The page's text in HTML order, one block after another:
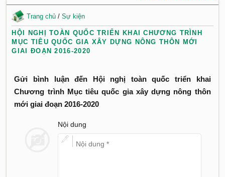
Trang chủ /Sự kiện
HỘI NGHỊ TOÀN QUỐC TRIỂN KHAI CHƯƠNG TRÌNH
MỤC TIÊU QUỐC GIA XÂY DỰNG NÔNG THÔN MỚI
GIAI ĐOẠN 2016-2020
Gửi bình luận đến Hội nghị toàn quốc triển khai
Chương trình Mục tiêu quốc gia xây dựng nông thôn
mới giai đoạn 2016-2020
Nội dung